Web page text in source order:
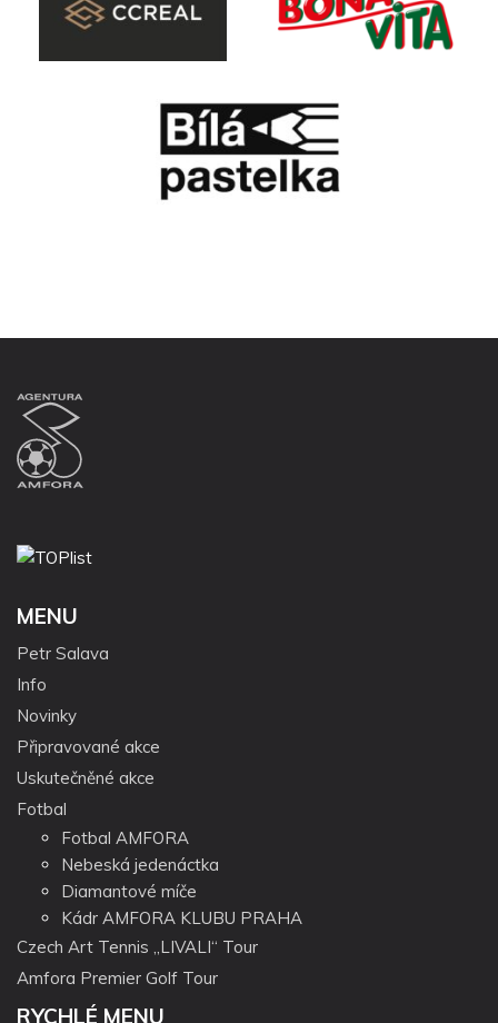
MENU
Petr Salava
Info
Novinky
Připravované akce
Uskutečněné akce
Fotbal
Fotbal AMFORA
Nebeská jedenáctka
Diamantové míče
Kádr AMFORA KLUBU PRAHA
Czech Art Tennis „LIVALI“ Tour
Amfora Premier Golf Tour
RYCHLÉ MENU